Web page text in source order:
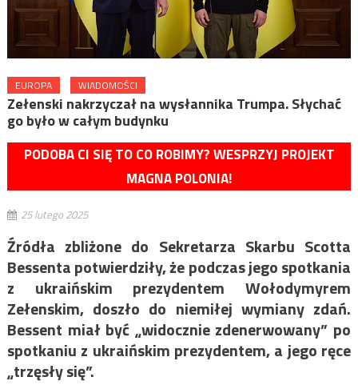
EUROPA WIADOMOŚCI
Zełenski nakrzyczał na wysłannika Trumpa. Słychać
go było w całym budynku
PODOBA CI SIĘ TO CO ROBIMY? WESPRZYJ PROJEKT
MAGNA POLONIA!
25 lutego 2025
Źródła zbliżone do Sekretarza Skarbu Scotta
Bessenta potwierdziły, że podczas jego spotkania
z ukraińskim prezydentem Wołodymyrem
Zełenskim, doszło do niemiłej wymiany zdań.
Bessent miał być „widocznie zdenerwowany” po
spotkaniu z ukraińskim prezydentem, a jego ręce
„trzęsły się”.